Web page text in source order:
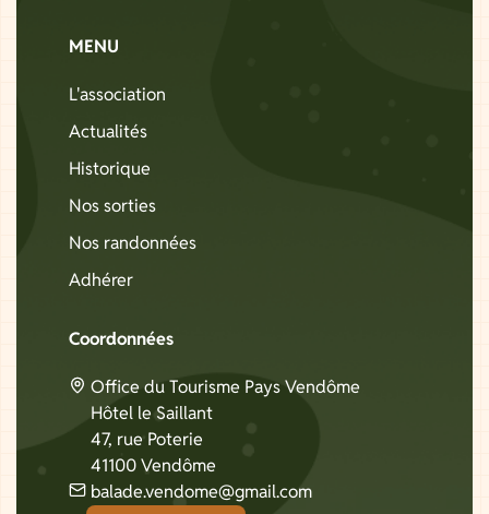
MENU
L'association
Actualités
Historique
Nos sorties
Nos randonnées
Adhérer
Coordonnées
Office du Tourisme Pays Vendôme
Hôtel le Saillant
47, rue Poterie
41100 Vendôme
balade.vendome@gmail.com